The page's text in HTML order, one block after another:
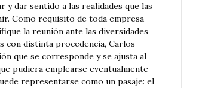
dar sentido a las realidades que las
Como requisito de toda empresa
la reunión ante las diversidades
con distinta procedencia, Carlos
que se corresponde y se ajusta al
pudiera emplearse eventualmente
representarse como un pasaje: el